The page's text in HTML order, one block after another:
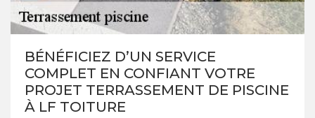
BÉNÉFICIEZ D’UN SERVICE
COMPLET EN CONFIANT VOTRE
PROJET TERRASSEMENT DE PISCINE
À LF TOITURE